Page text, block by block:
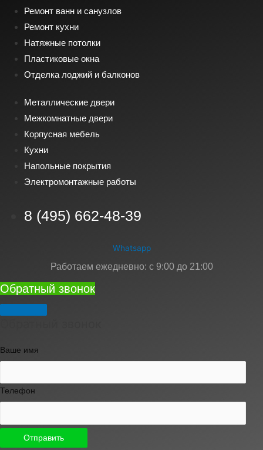
Ремонт ванн и санузлов
Ремонт кухни
Натяжные потолки
Пластиковые окна
Отделка лоджий и балконов
Металлические двери
Межкомнатные двери
Корпусная мебель
Кухни
Напольные покрытия
Электромонтажные работы
8 (495) 662-48-39
Whatsapp
Работаем ежедневно: с 9:00 до 21:00
Обратный звонок
Ваше имя
Телефон